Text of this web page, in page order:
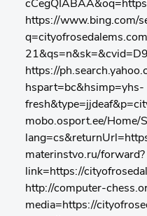
https://www.bing.com/
https://
hspart=bc&hsimp=yhs-
mobo.osport.ee/Home/
materinstvo.ru/forward?
link=https://
http://computer-
media=https://